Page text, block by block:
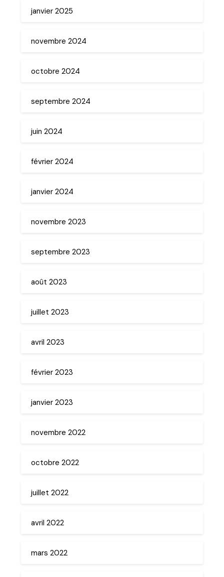
janvier 2025
novembre 2024
octobre 2024
septembre 2024
juin 2024
février 2024
janvier 2024
novembre 2023
septembre 2023
août 2023
juillet 2023
avril 2023
février 2023
janvier 2023
novembre 2022
octobre 2022
juillet 2022
avril 2022
mars 2022